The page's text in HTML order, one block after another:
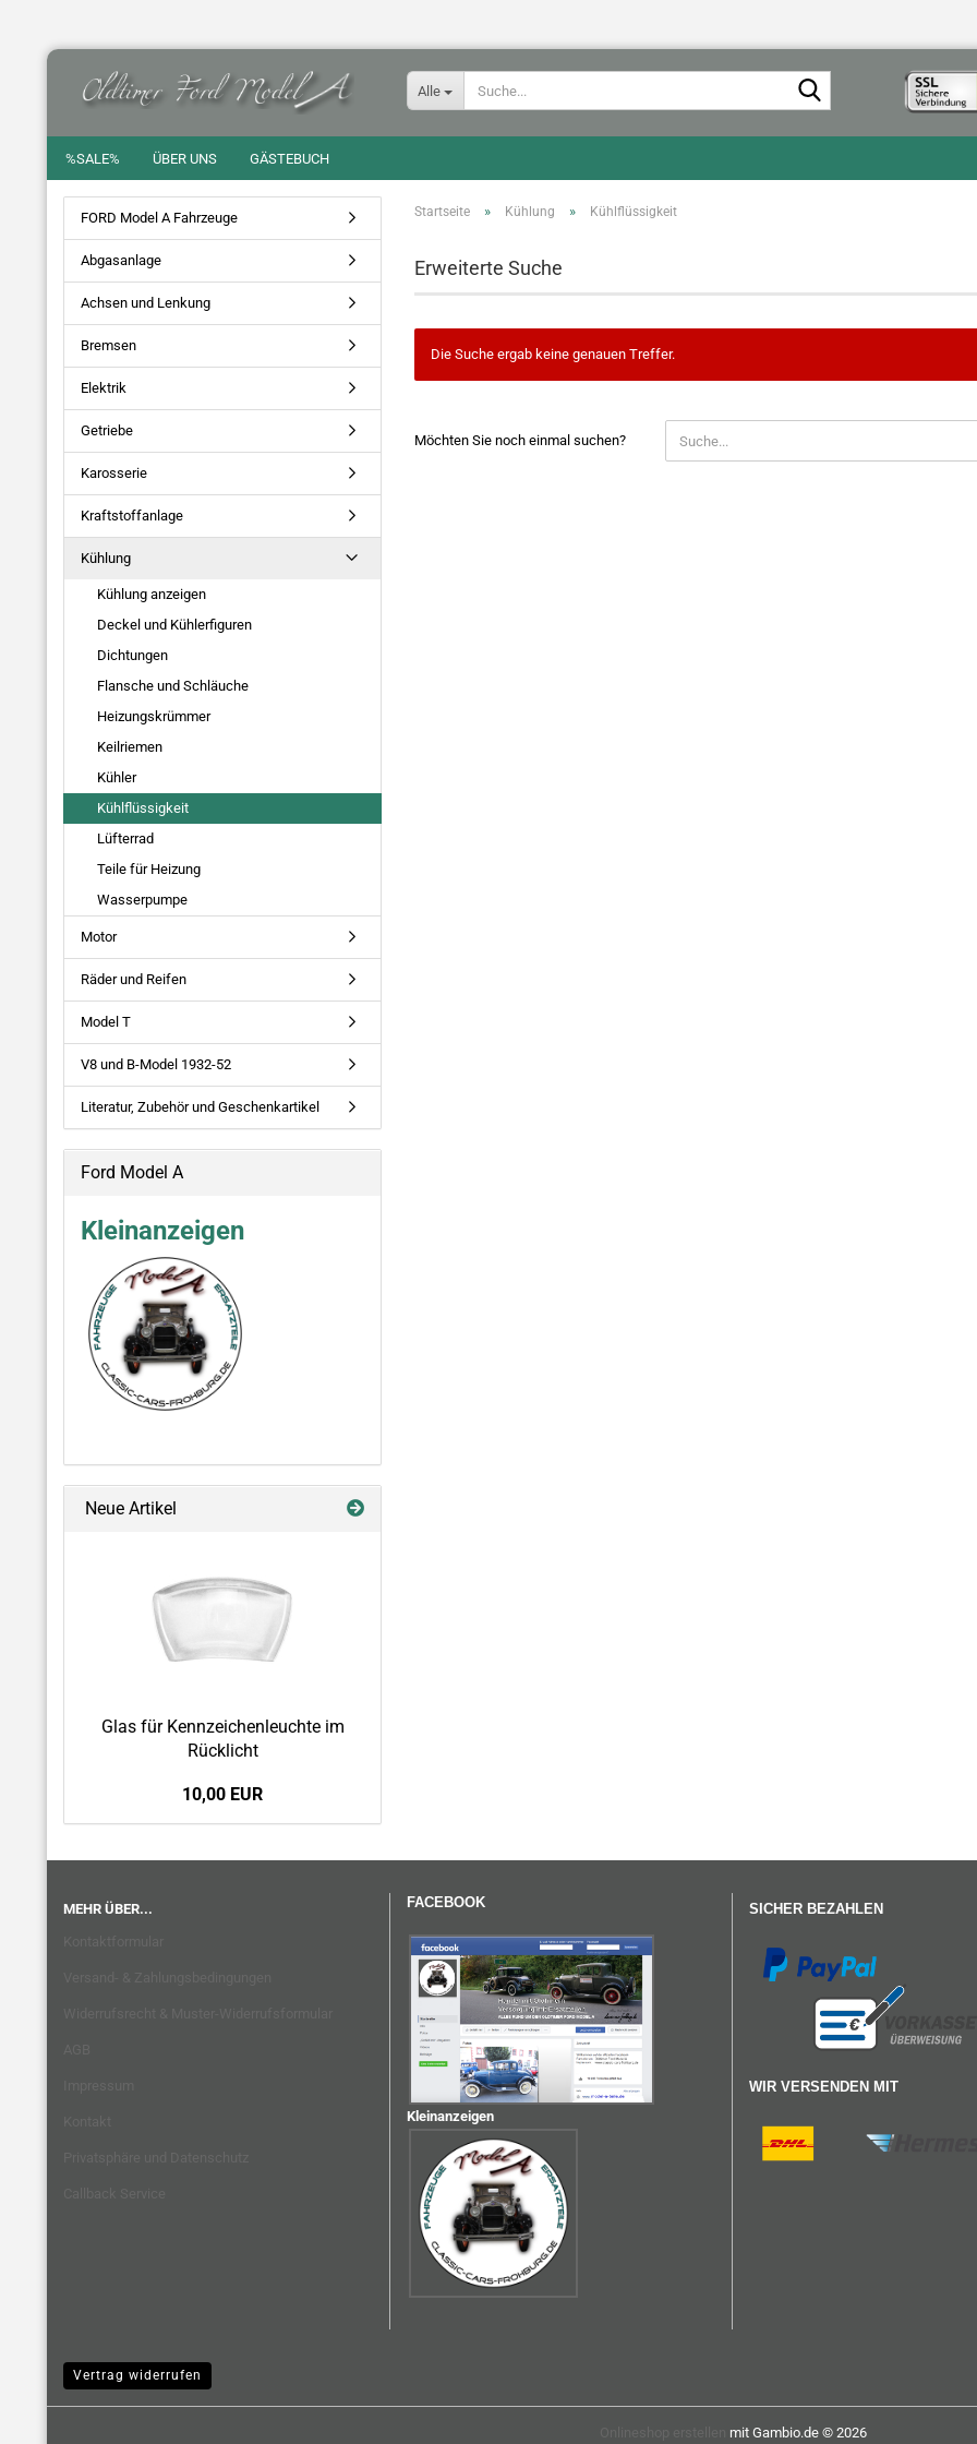
Alle
%SALE% ÜBER UNS GÄSTEBUCH
Startseite » Kühlung » Kühlflüssigkeit
Erweiterte Suche
Die Suche ergab keine genauen Treffer.
SIE
Möchten Sie noch einmal suchen?
FORD Model A Fahrzeuge
Abgasanlage
Achsen und Lenkung
Bremsen
Elektrik
Getriebe
Karosserie
Kraftstoffanlage
Kühlung
Kühlung anzeigen
Deckel und Kühlerfiguren
Dichtungen
Flansche und Schläuche
Heizungskrümmer
Keilriemen
Kühler
Kühlflüssigkeit
Lüfterrad
Teile für Heizung
Wasserpumpe
Motor
Räder und Reifen
Model T
V8 und B-Model 1932-52
Literatur, Zubehör und Geschenkartikel
Ford Model A
Kleinanzeigen
Neue Artikel
Glas für Kennzeichenleuchte im
Rücklicht
10,00 EUR
MEHR ÜBER...
FACEBOOK
Kleinanzeigen
SICHER BEZAHLEN
WIR VERSENDEN MIT
Vertrag widerrufen
mit Gambio.de © 2026